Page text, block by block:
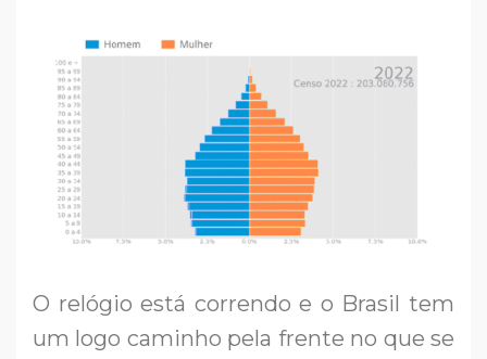
O relógio está correndo e o Brasil tem
um logo caminho pela frente no que se